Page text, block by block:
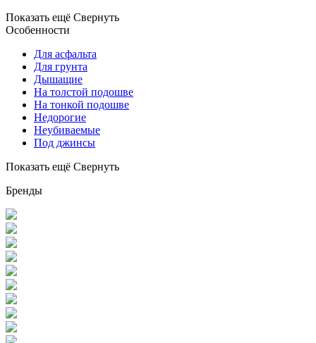
Показать ещё Свернуть
Особенности
Для асфальта
Для грунта
Дышащие
На толстой подошве
На тонкой подошве
Недорогие
Неубиваемые
Под джинсы
Показать ещё Свернуть
Бренды